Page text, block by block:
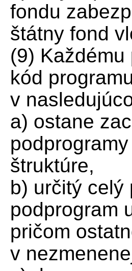
fondu
štátny fond
(9)
kód
v
a) ostane
štruktúre,
b) určitý celý
podprogram
pričom
v